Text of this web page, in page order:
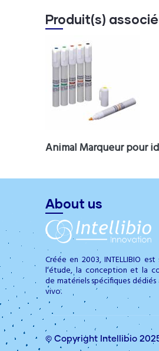
Produit(s)
Animal Marqueur pour
About us
Créée en 2003, INTELLIBIO
l’étude, la conception et la
de matériels spécifiques dédiés
vivo.
© Copyright Intellibio